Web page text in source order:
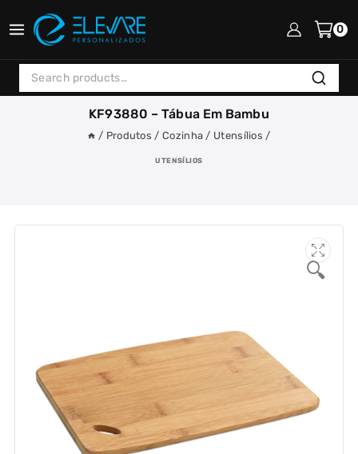
to
0
Search
for:
Search
KF93880 – Tábua Em Bambu
/ Produtos / Cozinha / Utensílios /
UTENSÍLIOS
🔍